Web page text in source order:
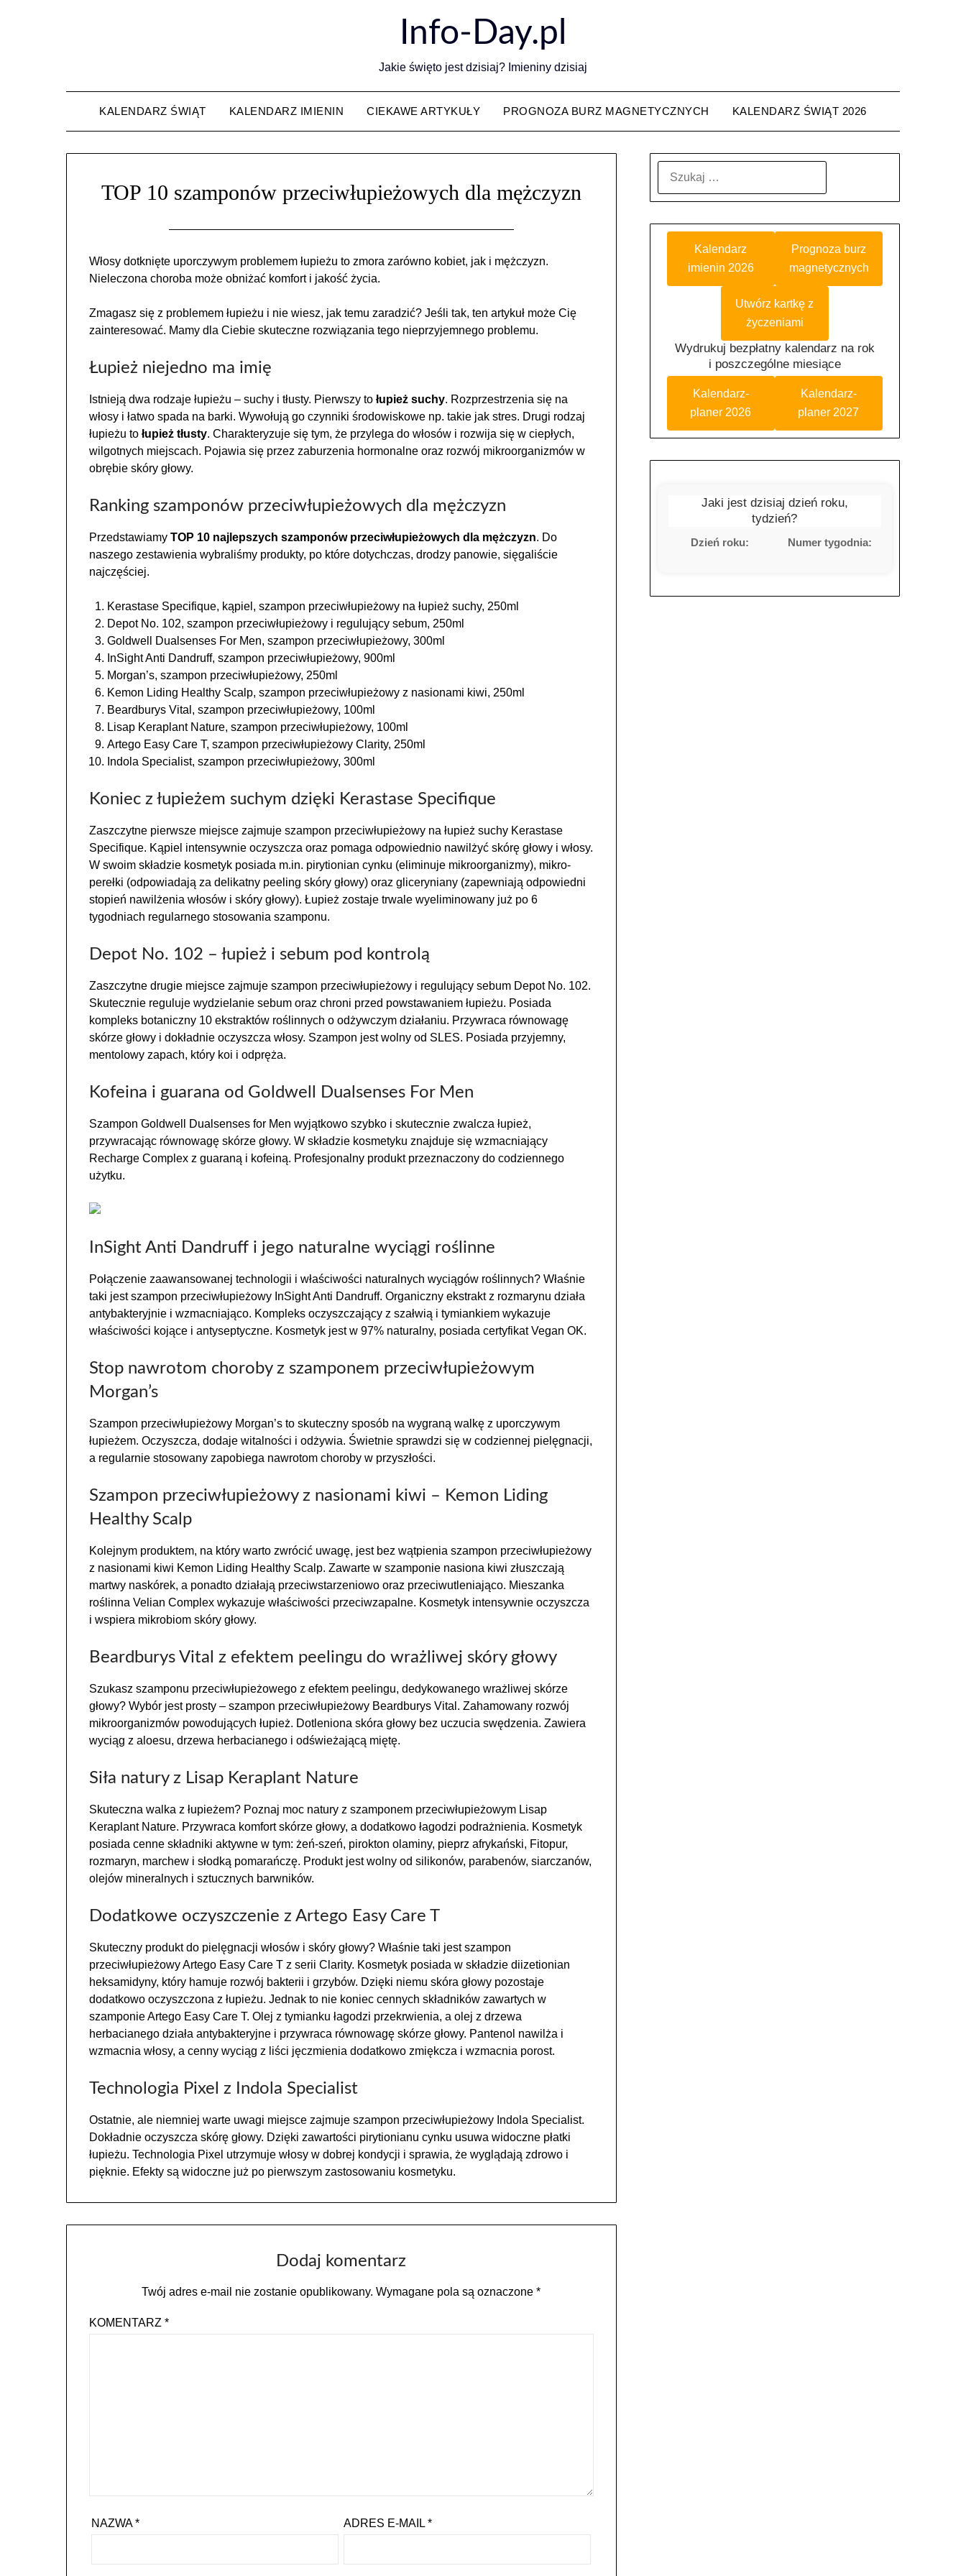
Info-Day.pl
Jakie święto jest dzisiaj? Imieniny dzisiaj
KALENDARZ ŚWIĄT KALENDARZ IMIENIN CIEKAWE ARTYKUŁY PROGNOZA BURZ MAGNETYCZNYCH KALENDARZ ŚWIĄT 2026
TOP 10 szamponów przeciwłupieżowych dla mężczyzn
Włosy dotknięte uporczywym problemem łupieżu to zmora zarówno kobiet, jak i mężczyzn.
Nieleczona choroba może obniżać komfort i jakość życia.
Zmagasz się z problemem łupieżu i nie wiesz, jak temu zaradzić? Jeśli tak, ten artykuł może Cię
zainteresować. Mamy dla Ciebie skuteczne rozwiązania tego nieprzyjemnego problemu.
Łupież niejedno ma imię
Istnieją dwa rodzaje łupieżu – suchy i tłusty. Pierwszy to łupież suchy. Rozprzestrzenia się na
włosy i łatwo spada na barki. Wywołują go czynniki środowiskowe np. takie jak stres. Drugi rodzaj
łupieżu tołupież tłusty. Charakteryzuje się tym, że przylega do włosów i rozwija się w ciepłych,
wilgotnych miejscach. Pojawia się przez zaburzenia hormonalne oraz rozwój mikroorganizmów w
obrębie skóry głowy.
Ranking szamponów przeciwłupieżowych dla mężczyzn
Przedstawiamy TOP 10 najlepszych szamponów przeciwłupieżowych dla mężczyzn. Do
naszego zestawienia wybraliśmy produkty, po które dotychczas, drodzy panowie, sięgaliście
najczęściej.
Kerastase Specifique, kąpiel, szampon przeciwłupieżowy na łupież suchy, 250ml
Depot No. 102, szampon przeciwłupieżowy i regulujący sebum, 250ml
Goldwell Dualsenses For Men, szampon przeciwłupieżowy, 300ml
InSight Anti Dandruff, szampon przeciwłupieżowy, 900ml
Morgan’s, szampon przeciwłupieżowy, 250ml
Kemon Liding Healthy Scalp, szampon przeciwłupieżowy z nasionami kiwi, 250ml
Beardburys Vital, szampon przeciwłupieżowy, 100ml
Lisap Keraplant Nature, szampon przeciwłupieżowy, 100ml
Artego Easy Care T, szampon przeciwłupieżowy Clarity, 250ml
Indola Specialist, szampon przeciwłupieżowy, 300ml
Koniec z łupieżem suchym dzięki Kerastase Specifique
Zaszczytne pierwsze miejsce zajmuje szampon przeciwłupieżowy na łupież suchy Kerastase
Specifique. Kąpiel intensywnie oczyszcza oraz pomaga odpowiednio nawilżyć skórę głowy i włosy.
W swoim składzie kosmetyk posiada m.in. pirytionian cynku (eliminuje mikroorganizmy), mikro-
perełki (odpowiadają za delikatny peeling skóry głowy) oraz gliceryniany (zapewniają odpowiedni
stopień nawilżenia włosów i skóry głowy). Łupież zostaje trwale wyeliminowany już po 6
tygodniach regularnego stosowania szamponu.
Depot No. 102 – łupież i sebum pod kontrolą
Zaszczytne drugie miejsce zajmuje szampon przeciwłupieżowy i regulujący sebum Depot No. 102.
Skutecznie reguluje wydzielanie sebum oraz chroni przed powstawaniem łupieżu. Posiada
kompleks botaniczny 10 ekstraktów roślinnych o odżywczym działaniu. Przywraca równowagę
skórze głowy i dokładnie oczyszcza włosy. Szampon jest wolny od SLES. Posiada przyjemny,
mentolowy zapach, który koi i odpręża.
Kofeina i guarana od Goldwell Dualsenses For Men
Szampon Goldwell Dualsenses for Men wyjątkowo szybko i skutecznie zwalcza łupież,
przywracając równowagę skórze głowy. W składzie kosmetyku znajduje się wzmacniający
Recharge Complex z guaraną i kofeiną. Profesjonalny produkt przeznaczony do codziennego
użytku.
InSight Anti Dandruff i jego naturalne wyciągi roślinne
Połączenie zaawansowanej technologii i właściwości naturalnych wyciągów roślinnych? Właśnie
taki jest szampon przeciwłupieżowy InSight Anti Dandruff. Organiczny ekstrakt z rozmarynu działa
antybakteryjnie i wzmacniająco. Kompleks oczyszczający z szałwią i tymiankiem wykazuje
właściwości kojące i antyseptyczne. Kosmetyk jest w 97% naturalny, posiada certyfikat Vegan OK.
Stop nawrotom choroby z szamponem przeciwłupieżowym
Morgan’s
Szampon przeciwłupieżowy Morgan’s to skuteczny sposób na wygraną walkę z uporczywym
łupieżem. Oczyszcza, dodaje witalności i odżywia. Świetnie sprawdzi się w codziennej pielęgnacji,
a regularnie stosowany zapobiega nawrotom choroby w przyszłości.
Szampon przeciwłupieżowy z nasionami kiwi – Kemon Liding
Healthy Scalp
Kolejnym produktem, na który warto zwrócić uwagę, jest bez wątpienia szampon przeciwłupieżowy
z nasionami kiwi Kemon Liding Healthy Scalp. Zawarte w szamponie nasiona kiwi złuszczają
martwy naskórek, a ponadto działają przeciwstarzeniowo oraz przeciwutleniająco. Mieszanka
roślinna Velian Complex wykazuje właściwości przeciwzapalne. Kosmetyk intensywnie oczyszcza
i wspiera mikrobiom skóry głowy.
Beardburys Vital z efektem peelingu do wrażliwej skóry głowy
Szukasz szamponu przeciwłupieżowego z efektem peelingu, dedykowanego wrażliwej skórze
głowy? Wybór jest prosty – szampon przeciwłupieżowy Beardburys Vital. Zahamowany rozwój
mikroorganizmów powodujących łupież. Dotleniona skóra głowy bez uczucia swędzenia. Zawiera
wyciąg z aloesu, drzewa herbacianego i odświeżającą miętę.
Siła natury z Lisap Keraplant Nature
Skuteczna walka z łupieżem? Poznaj moc natury z szamponem przeciwłupieżowym Lisap
Keraplant Nature. Przywraca komfort skórze głowy, a dodatkowo łagodzi podrażnienia. Kosmetyk
posiada cenne składniki aktywne w tym: żeń-szeń, pirokton olaminy, pieprz afrykański, Fitopur,
rozmaryn, marchew i słodką pomarańczę. Produkt jest wolny od silikonów, parabenów, siarczanów,
olejów mineralnych i sztucznych barwników.
Dodatkowe oczyszczenie z Artego Easy Care T
Skuteczny produkt do pielęgnacji włosów i skóry głowy? Właśnie taki jest szampon
przeciwłupieżowy Artego Easy Care T z serii Clarity. Kosmetyk posiada w składzie diizetionian
heksamidyny, który hamuje rozwój bakterii i grzybów. Dzięki niemu skóra głowy pozostaje
dodatkowo oczyszczona z łupieżu. Jednak to nie koniec cennych składników zawartych w
szamponie Artego Easy Care T. Olej z tymianku łagodzi przekrwienia, a olej z drzewa
herbacianego działa antybakteryjne i przywraca równowagę skórze głowy. Pantenol nawilża i
wzmacnia włosy, a cenny wyciąg z liści jęczmienia dodatkowo zmiękcza i wzmacnia porost.
Technologia Pixel z Indola Specialist
Ostatnie, ale niemniej warte uwagi miejsce zajmuje szampon przeciwłupieżowy Indola Specialist.
Dokładnie oczyszcza skórę głowy. Dzięki zawartości pirytionianu cynku usuwa widoczne płatki
łupieżu. Technologia Pixel utrzymuje włosy w dobrej kondycji i sprawia, że wyglądają zdrowo i
pięknie. Efekty są widoczne już po pierwszym zastosowaniu kosmetyku.
Dodaj komentarz
Twój adres e-mail nie zostanie opublikowany. Wymagane pola są oznaczone*
KOMENTARZ *
NAZWA* ADRES E-MAIL*
Kalendarz
imienin 2026
Prognoza burz
magnetycznych
Utwórz kartkę z
życzeniami
Wydrukuj bezpłatny kalendarz na rok
i poszczególne miesiące
Kalendarz-
planer 2026
Kalendarz-
planer 2027
Jaki jest dzisiaj dzień roku,
tydzień?
Dzień roku: Numer tygodnia: